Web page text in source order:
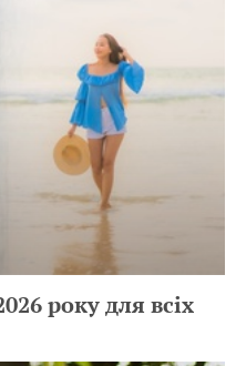
року для всіх